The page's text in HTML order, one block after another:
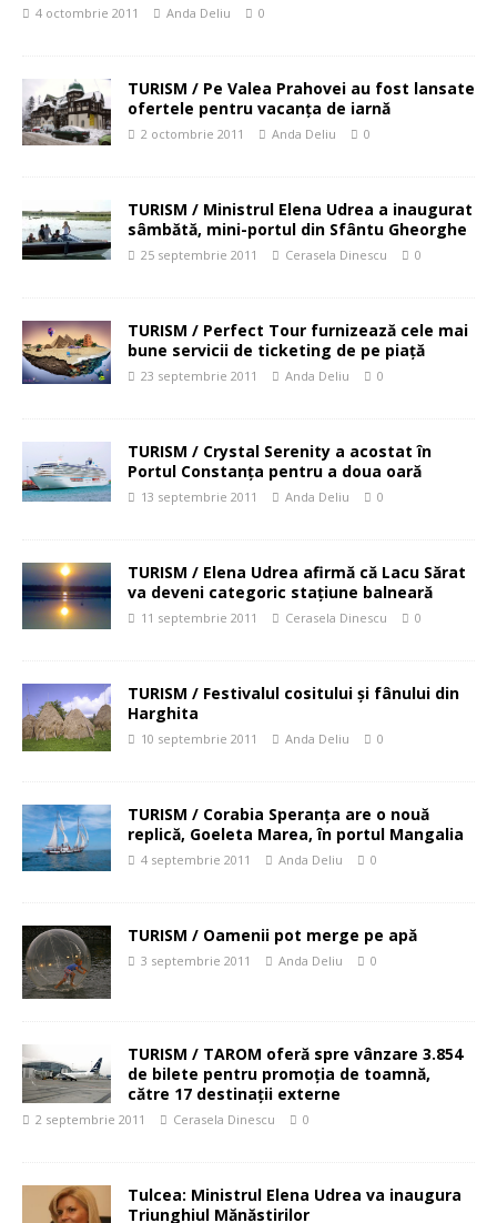
4 octombrie 2011 Anda Deliu 0
TURISM / Pe Valea Prahovei au fost lansate
ofertele pentru vacanța de iarnă
2 octombrie 2011 Anda Deliu 0
TURISM / Ministrul Elena Udrea a inaugurat
sâmbătă, mini-portul din Sfântu Gheorghe
25 septembrie 2011 Cerasela Dinescu 0
TURISM / Perfect Tour furnizează cele mai
bune servicii de ticketing de pe piață
23 septembrie 2011 Anda Deliu 0
TURISM / Crystal Serenity a acostat în
Portul Constanța pentru a doua oară
13 septembrie 2011 Anda Deliu 0
TURISM / Elena Udrea afirmă că Lacu Sărat
va deveni categoric staţiune balneară
11 septembrie 2011 Cerasela Dinescu 0
TURISM / Festivalul cositului și fânului din
Harghita
10 septembrie 2011 Anda Deliu 0
TURISM / Corabia Speranța are o nouă
replică, Goeleta Marea, în portul Mangalia
4 septembrie 2011 Anda Deliu 0
TURISM / Oamenii pot merge pe apă
3 septembrie 2011 Anda Deliu 0
TURISM / TAROM oferă spre vânzare 3.854
de bilete pentru promoţia de toamnă,
către 17 destinaţii externe
2 septembrie 2011 Cerasela Dinescu 0
Tulcea: Ministrul Elena Udrea va inaugura
Triunghiul Mănăstirilor